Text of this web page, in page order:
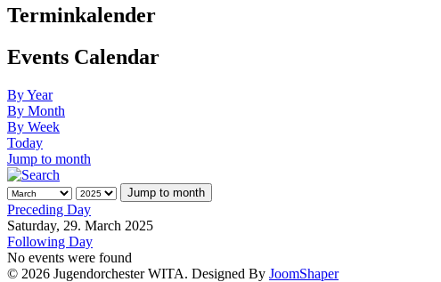
Terminkalender
Events Calendar
By Year
By Month
By Week
Today
Jump to month
Jump to month
Preceding Day
Saturday, 29. March 2025
Following Day
No events were found
© 2026 Jugendorchester WITA. Designed By JoomShaper